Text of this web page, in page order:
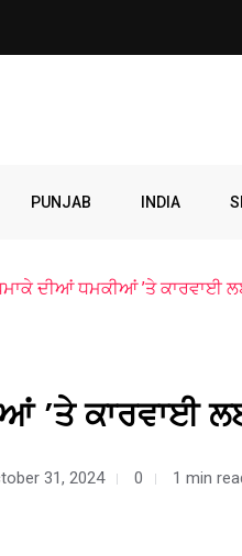
PUNJAB INDIA
ਦੀਆਂ ਧਮਕੀਆਂ ’ਤੇ ਕਾਰਵਾਈ
’ਤੇ ਕਾਰਵਾਈ
31, 2024 0 1 min